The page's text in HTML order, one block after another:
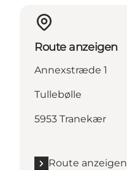
Route anzeigen
Annexstræde 1
Tullebølle
5953 Tranekær
Route anzeigen